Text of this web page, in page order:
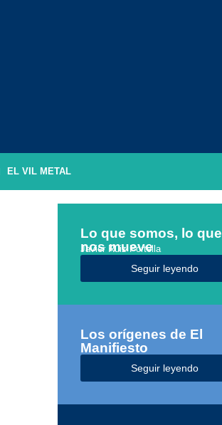
EL VIL METAL
Lo que somos, lo que
nos mueve
Javier Ruiz Portella
Seguir leyendo
Los orígenes de El
Manifiesto
Seguir leyendo